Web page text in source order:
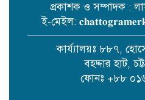
অসুস্থ
পাশে ফেলে
প্রকাশক ও সম্পাদক :
ই-মেইল:
কার্য্যালয়ঃ ৮৮৭,
বহদ্দার হাট,
ফোনঃ +৮৮